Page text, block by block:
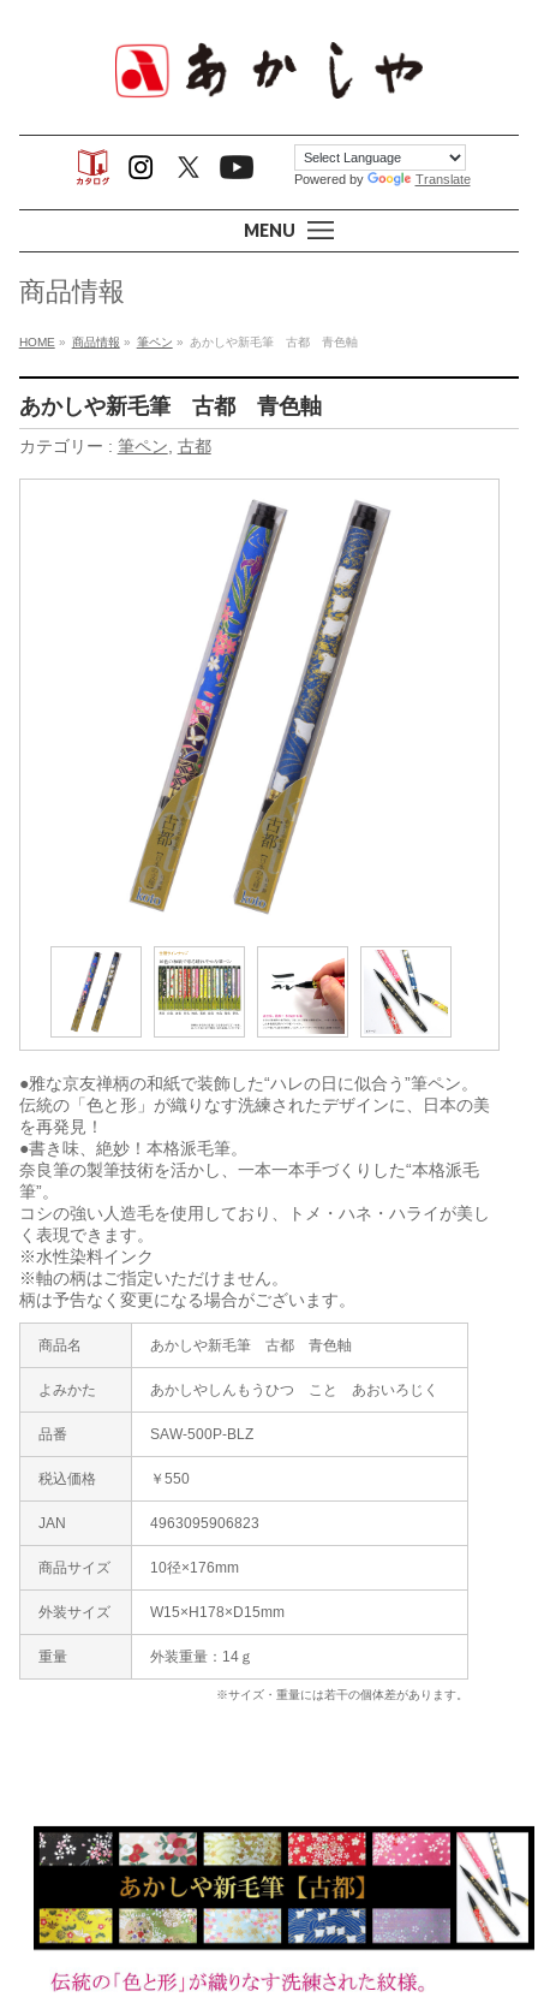
MENU
Powered by Translate
商品情報
HOME » 商品情報 » 筆ペン » あかしや新毛筆 古都 青色軸
あかしや新毛筆 古都 青色軸
カテゴリー : 筆ペン 古都
●雅な京友禅柄の和紙で装飾した“ハレの日に似合う”筆ペン。
伝統の「色と形」が織りなす洗練されたデザインに、日本の美
を再発見！
●書き味、絶妙！本格派毛筆。
奈良筆の製筆技術を活かし、一本一本手づくりした“本格派毛
筆”。
コシの強い人造毛を使用しており、トメ・ハネ・ハライが美し
く表現できます。
※水性染料インク
※軸の柄はご指定いただけません。
柄は予告なく変更になる場合がございます。
※サイズ・重量には若干の個体差があります。
商品名 あかしや新毛筆 古都 青色軸
よみかた あかしやしんもうひつ こと あおいろじく
品番 SAW-500P-BLZ
税込価格 ￥550
JAN 4963095906823
商品サイズ 10径×176mm
外装サイズ W15×H178×D15mm
重量 外装重量：14ｇ